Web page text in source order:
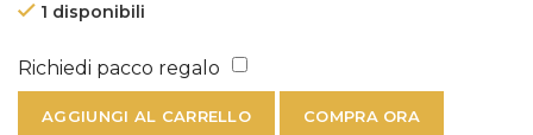
1 disponibili
Richiedi pacco regalo
AGGIUNGI AL CARRELLO COMPRA ORA